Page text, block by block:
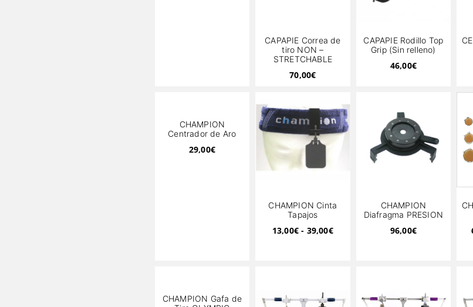
CAPAPIE Correa de
tiro NON –
STRETCHABLE
70,00€
CAPAPIE Rodillo Top
Grip (Sin relleno)
46,00€
CHAMPION
Centrador de Aro
29,00€
CHAMPION Cinta
Tapajos
13,00€ - 39,00€
CHAMPION
Diafragma PRESION
96,00€
CHAMPION Gafa de